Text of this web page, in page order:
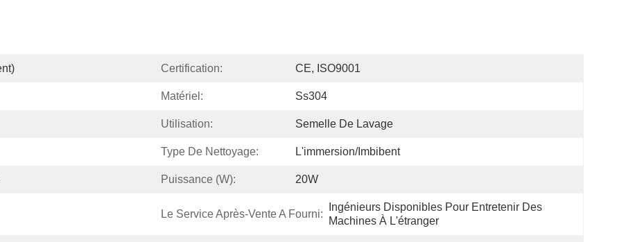
Certification: CE, ISO9001
Matériel: Ss304
Utilisation: Semelle De Lavage
Type De Nettoyage: L'immersion/imbibent
Puissance (W): 20W
Le Service Après-Vente A Fourni:
Ingénieurs Disponibles Pour Entretenir Des
Machines À L'étranger